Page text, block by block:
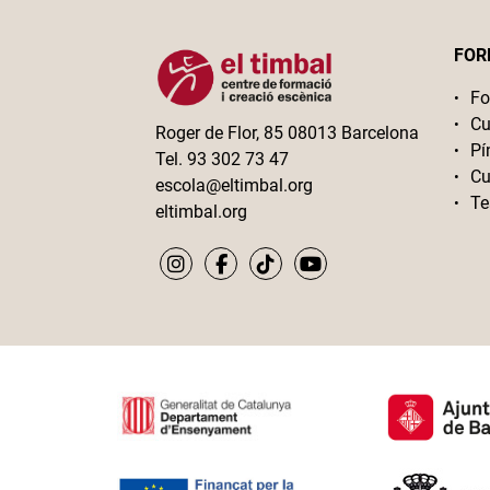
Roger de Flor, 85 08013 Barcelona
Tel. 93 302 73 47
escola@eltimbal.org
eltimbal.org